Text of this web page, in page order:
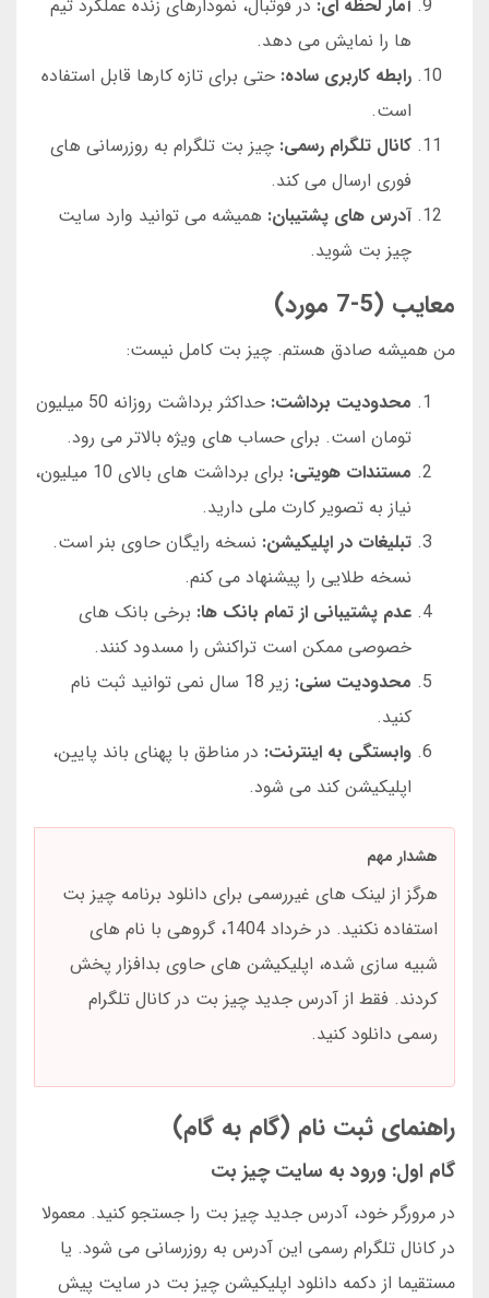
آمار لحظه ای: در فوتبال، نمودارهای زنده عملکرد تیم
ها را نمایش می دهد.
رابطه کاربری ساده: حتی برای تازه کارها قابل استفاده
است.
کانال تلگرام رسمی: چیز بت تلگرام به روزرسانی های
فوری ارسال می کند.
آدرس های پشتیبان: همیشه می توانید وارد سایت
چیز بت شوید.
معایب (5-7 مورد)
من همیشه صادق هستم. چیز بت کامل نیست:
محدودیت برداشت:
حداکثر برداشت روزانه 50 میلیون
تومان است. برای حساب های ویژه بالاتر می رود.
مستندات هویتی:
برای برداشت های بالای 10 میلیون،
نیاز به تصویر کارت ملی دارید.
تبلیغات در اپلیکیشن: نسخه رایگان حاوی بنر است.
نسخه طلایی را پیشنهاد می کنم.
عدم پشتیبانی از تمام بانک ها: برخی بانک های
خصوصی ممکن است تراکنش را مسدود کنند.
محدودیت سنی:
زیر 18 سال نمی توانید ثبت نام
کنید.
وابستگی به اینترنت: در مناطق با پهنای باند پایین،
اپلیکیشن کند می شود.
هشدار مهم
هرگز از لینک های غیررسمی برای دانلود برنامه چیز بت
استفاده نکنید. در خرداد 1404، گروهی با نام های
شبیه سازی شده، اپلیکیشن های حاوی بدافزار پخش
کردند. فقط از آدرس جدید چیز بت در کانال تلگرام
رسمی دانلود کنید.
راهنمای ثبت نام (گام به گام)
گام اول: ورود به سایت چیز بت
در مرورگر خود، آدرس جدید چیز بت را جستجو کنید. معمولا
در کانال تلگرام رسمی این آدرس به روزرسانی می شود. یا
مستقیما از دکمه دانلود اپلیکیشن چیز بت در سایت پیش